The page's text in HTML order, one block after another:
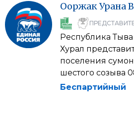
ОоржакУрана
Республика Тыва
Хурал
поселения
шестого созыва
Беспартийный